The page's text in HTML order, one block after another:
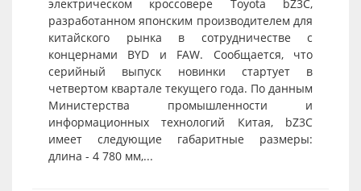
электрическом кроссовере Toyota bZ3C,
разработанном японским производителем для
китайского рынка в сотрудничестве с
концернами BYD и FAW. Сообщается, что
серийный выпуск новинки стартует в
четвертом квартале текущего года. По данным
Министерства промышленности и
информационных технологий Китая, bZ3C
имеет следующие габаритные размеры:
длина - 4 780 мм,...